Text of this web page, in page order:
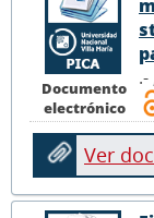
Documento
electrónico
.-
Ver